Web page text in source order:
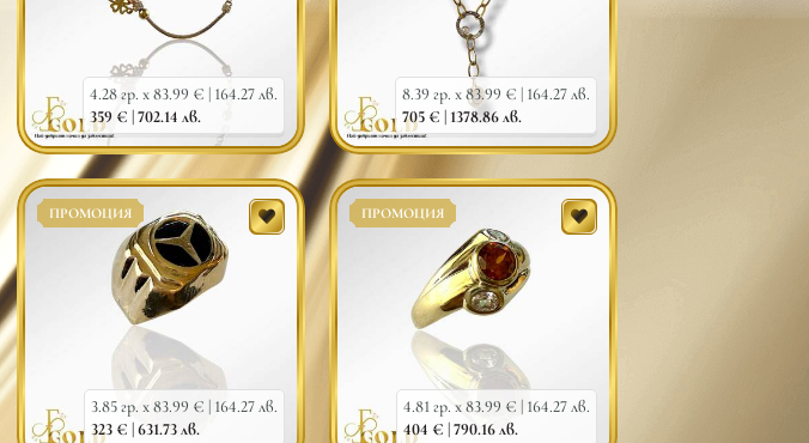
4.28 гр. x 83.99 € | 164.27 лв.
359 € |702.14 лв.
8.39 гр. x 83.99 € | 164.27 лв.
705 € | 1378.86 лв.
ПРОМОЦИЯ
3.85 гр. x 83.99 € | 164.27 лв.
323 € |631.73 лв.
ПРОМОЦИЯ
4.81 гр. x 83.99 € | 164.27 лв.
404 € |790.16 лв.